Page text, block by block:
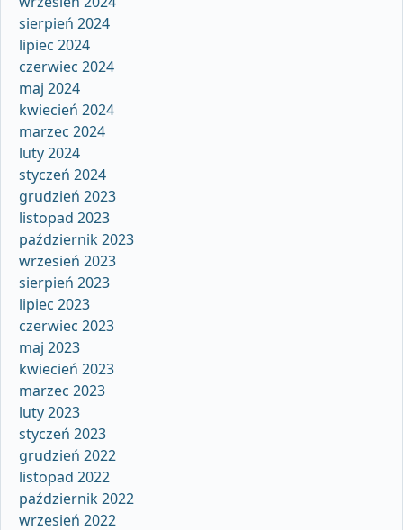
sierpień 2024
lipiec 2024
czerwiec 2024
maj 2024
kwiecień 2024
marzec 2024
luty 2024
styczeń 2024
grudzień 2023
listopad 2023
październik 2023
wrzesień 2023
sierpień 2023
lipiec 2023
czerwiec 2023
maj 2023
kwiecień 2023
marzec 2023
luty 2023
styczeń 2023
grudzień 2022
listopad 2022
październik 2022
wrzesień 2022